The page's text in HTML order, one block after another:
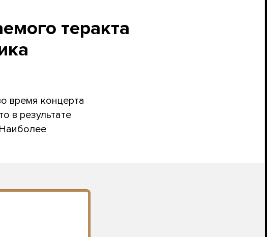
теракта
время концерта
в результате